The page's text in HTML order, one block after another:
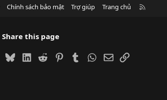
Chính sách bảo mật Trợ giúp Trang chủ
Share this page
BlueskyLinkedIn
Reddit PinterestTumblrWhatsApp
EmailLink